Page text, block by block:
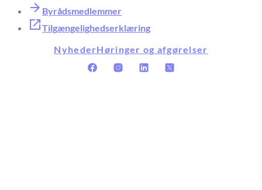
Byrådsmedlemmer
Tilgængelighedserklæring
NyhederHøringer og afgørelser